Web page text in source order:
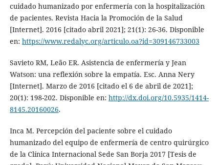
cuidado humanizado por enfermería con la hospitalización
de pacientes. Revista Hacia la Promoción de la Salud
[Internet]. 2016 [citado abril 2021]; 21(1): 26-36. Disponible
en: https://www.redalyc.org/articulo.oa?id=309146733003
Savieto RM, Leão ER. Asistencia de enfermería y Jean
Watson: una reflexión sobre la empatía. Esc. Anna Nery
[Internet]. Marzo de 2016 [citado el 6 de abril de 2021];
20(1): 198-202. Disponible en: http://dx.doi.org/10.5935/1414-
8145.20160026.
Inca M. Percepción del paciente sobre el cuidado
humanizado del equipo de enfermería de centro quirúrgico
de la Clínica Internacional Sede San Borja 2017 [Tesis de